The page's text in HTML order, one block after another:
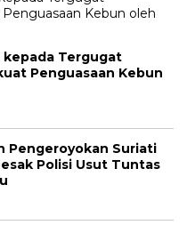
kepada Tergugat
Penguasaan Kebun
Pengeroyokan Suriati
Polisi Usut Tuntas